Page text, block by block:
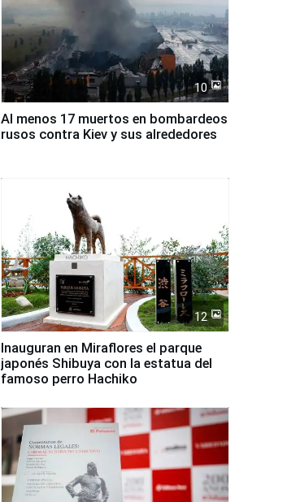
10
Al menos 17 muertos en bombardeos
rusos contra Kiev y sus alrededores
12
Inauguran en Miraflores el parque
japonés Shibuya con la estatua del
famoso perro Hachiko